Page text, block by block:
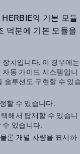
의 기본 모듈
덕분에 기본 모듈을
치입니다. 이 경우에는
동 가이드 시스템입니
솔루션도 구현할 수 있
할 수 있습니다.
해서 탑재할 수 있습니
있습니다.
론 개별 차량을 표시하